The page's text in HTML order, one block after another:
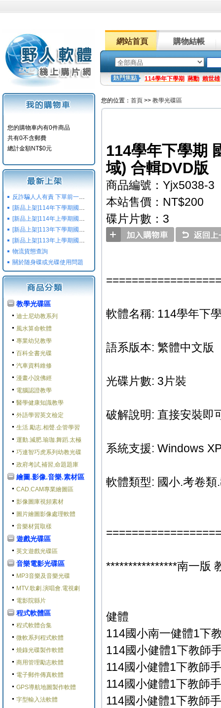
網站首頁 購物結帳
114學年下學期 蔣勳 賴世雄
您的購物車内有0件商品
共有0不含郵費
總計金額NT$0元
反詐騙人人有責 下單前一定要注意
[新品上架]114年下學期國小國中高中命題光碟,校用卷,習作
[新品上架]114年上學期國小國中高中命題光碟,校用卷,習作
[新品上架]113年下學期國小國中高中命題光碟,校用卷,習作
[新品上架]113年上學期國小國中高中命題光碟,校用卷,習作
物流貨態查詢
關於随身碟或光碟使用問題
教學光碟區
迪士尼幼教系列
風水算命軟體
專業幼兒教學
百科全書光碟
汽車資料維修
漫畫小說佛經
電腦認證教學
醫學健康知識教學
外語學習英文檢定
生活.勵志.相聲.企管學習
運動.減肥.瑜珈.舞蹈.太極
巧連智巧虎系列幼教光碟
政府考試,補習,命題題庫
繪圖.影像.音樂.素材區
CAD.CAM專業繪圖區
影像圖庫視頻素材
圖片繪圖影像處理軟體
音樂材質取樣
遊戲光碟區
英文遊戲光碟區
音樂電影光碟區
MP3音樂及音樂光碟
MTV.歌劇.演唱會.電視劇
電影院縣片
程式軟體區
程式軟體合集
微軟系列程式軟體
燒錄光碟製作軟體
商用管理勵志軟體
電子郵件傳真軟體
GPS導航地圖製作軟體
字型輸入法軟體
您的位置： 首頁 >> 教學光碟區
114學年下學期
域) 合輯DVD版
商品編號：Yjx5038-3
本站售價：NT$200
碟片片數：3
軟體名稱: 114學年下
語系版本: 繁體中文版
光碟片數: 3片裝
破解說明: 直接安裝即
系統支援: Windows
軟體類型: 國小.考卷類
****************南一版
健體
114國小南一健體1下
114國小健體1下教師
114國小健體1下教師
114國小健體1下教師
114國小健體1下教師